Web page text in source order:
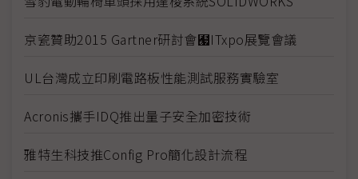
京瓷贊助2015 Gartner研討會﹧ITxpo展覽會議
UL台灣成立印刷電路板性能測試服務實驗室
Acronis攜手IDQ推出量子安全加密技術
雅特生科技推Config Pro簡化設計流程